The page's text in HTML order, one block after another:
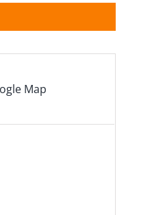
Map